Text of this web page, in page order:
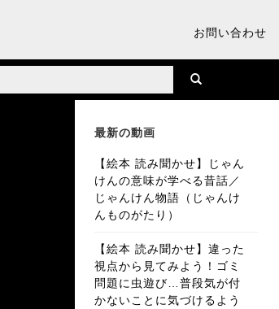
お問い合わせ
最新の動画
【絵本 読み聞かせ】じゃん
けんの意味が学べる昔話／
じゃんけん物語（じゃんけ
んものがたり）
【絵本 読み聞かせ】違った
視点から見てみよう！ゴミ
問題に虫遊び…普段気が付
かないことに気づけるよう